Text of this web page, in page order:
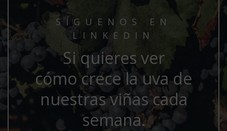
SÍGUENOS EN
LINKEDIN
Si quieres ver
cómo crece la uva de
nuestras viñas cada
semana.